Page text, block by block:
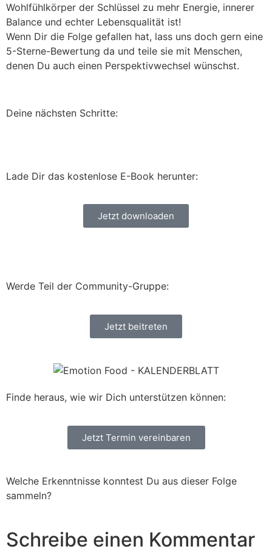
Wohlfühlkörper der Schlüssel zu mehr Energie, innerer
Balance und echter Lebensqualität ist!
Wenn Dir die Folge gefallen hat, lass uns doch gern eine
5-Sterne-Bewertung da und teile sie mit Menschen,
denen Du auch einen Perspektivwechsel wünschst.
Deine nächsten Schritte:
Lade Dir das kostenlose E-Book herunter:
Jetzt downloaden
Werde Teil der Community-Gruppe:
Jetzt beitreten
Finde heraus, wie wir Dich unterstützen können:
Jetzt Termin vereinbaren
Welche Erkenntnisse konntest Du aus dieser Folge
sammeln?
Schreibe einen Kommentar